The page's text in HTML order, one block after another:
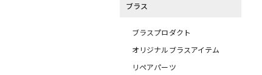
ブラス
ブラスプロダクト
オリジナルブラスアイテム
リペアパーツ